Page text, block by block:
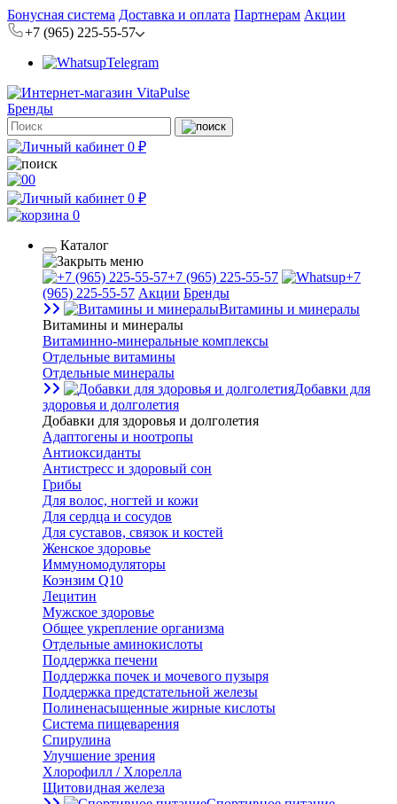
Бонусная система Доставка и оплата Партнерам Акции
+7 (965) 225-55-57
Telegram
Бренды
0 ₽
0
0 ₽
0
Каталог
+7 (965) 225-55-57
+7
(965) 225-55-57 Акции Бренды
Витамины и минералы
Витамины и минералы
Витаминно-минеральные комплексы
Отдельные витамины
Отдельные минералы
Добавки для
здоровья и долголетия
Добавки для здоровья и долголетия
Адаптогены и ноотропы
Антиоксиданты
Антистресс и здоровый сон
Грибы
Для волос, ногтей и кожи
Для сердца и сосудов
Для суставов, связок и костей
Женское здоровье
Иммуномодуляторы
Коэнзим Q10
Лецитин
Мужское здоровье
Общее укрепление организма
Отдельные аминокислоты
Поддержка печени
Поддержка почек и мочевого пузыря
Поддержка предстательной железы
Полиненасыщенные жирные кислоты
Система пищеварения
Спирулина
Улучшение зрения
Хлорофилл / Хлорелла
Щитовидная железа